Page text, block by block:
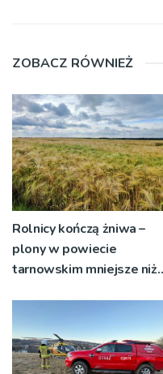
ZOBACZ RÓWNIEŻ
Rolnicy kończą żniwa –
plony w powiecie
tarnowskim mniejsze niż